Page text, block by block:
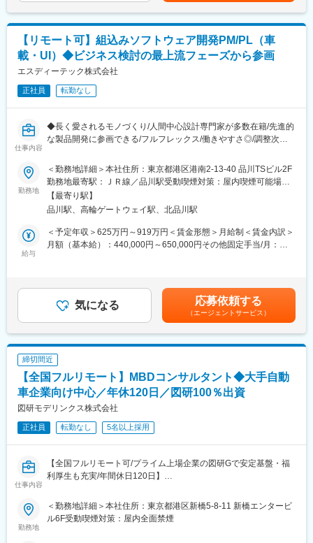
・経営層や上位マネジメントへの報告・提案、組織戦略の実行サ
ポート
電動化やSDV（Software Defined Vehicle）など、今後市場拡大が
見込まれる領域に関与し、最先端の開発に携わることができま
す。
■この求人のポイント：
・これから世に出ていく製品に関わり、達成感を得られます。
・自身の経験を活かしつつ、新しい知識やスキルを積めます。
・SDVや電動化など、次世代技術領域に携わることで市場価値を
【リモート可】組込みソフトウェア開発PM/PL（車
載・UI）◆ビジネス検討の最上流フェーズから参画
エスディーテック株式会社
正社員 転勤なし
仕事内容
◆長く愛されるモノづくり/人間中心設計専門家が多数在籍/先進的
な製品開発に参画できる/フルフレックス/働きやすさ◎/調整次第
◎「製造業×UX」領域で独自のポジションを築き、UXデザインか
らソフトウェア開発までを一貫して支援
◎OEMや大手メーカーと共に、ビジネス検討（プロジェクト定
義）から参画
■業務内容
体の計画立案から遂行・管理、クライアントや関連部門との調
整・折衝をリードいただきます。予算・進捗・品質・リスクな
ど、多面的にプロジェクト全体をマネジメントするポジションで
・クライアントや関係部門との折衝・要件調整
・要件定義～設計～開発～検証・リリースまでのフルフェーズの
推進
・UI/UXデザイナーやテックリードとの連携による仕様整合・レビ
ュー推進
ニタリング
２．プロジェクトリーダー
を担っていただきます。設計・実装フェーズを中心に、要件定義
段階からプロジェクトに参画し、技術的な視点での要件整理・設
勤務地
＜勤務地詳細＞本社住所：東京都港区港南2-13-40 品川TSビル2F
勤務地最寄駅：ＪＲ線／品川駅受動喫煙対策：屋内喫煙可能場所
あり変更の範囲：会社の定める事業所（リモートワーク含む）
【最寄り駅】
品川駅、高輪ゲートウェイ駅、北品川駅
給与
＜予定年収＞625万円～919万円＜賃金形態＞月給制＜賃金内訳＞
月額（基本給）：440,000円～650,000円その他固定手当/月：
直し■賞与：業績に応じて支給（年1回／9月）■その他固定手当：
テレワーク手当賃金はあくまでも目安の金額であり、選考を通じ
て上下する可能性があります。月給(月額)は固定手当を含めた表記
です。
気になる 応募依頼する
（エージェントサービス）
締切間近
【全国フルリモート】MBDコンサルタント◆大手自動
車企業向け中心／年休120日／図研100％出資
図研モデリンクス株式会社
正社員 転勤なし 5名以上採用
仕事内容
【全国フルリモート可/プライム上場企業の図研Gで安定基盤・福
利厚生も充実/年間休日120日】
決する技術コンサルティング・サービスの提供を行って頂きま
す。
勤務地
＜勤務地詳細＞本社住所：東京都港区新橋5-8-11 新橋エンタービ
ル6F受動喫煙対策：屋内全面禁煙